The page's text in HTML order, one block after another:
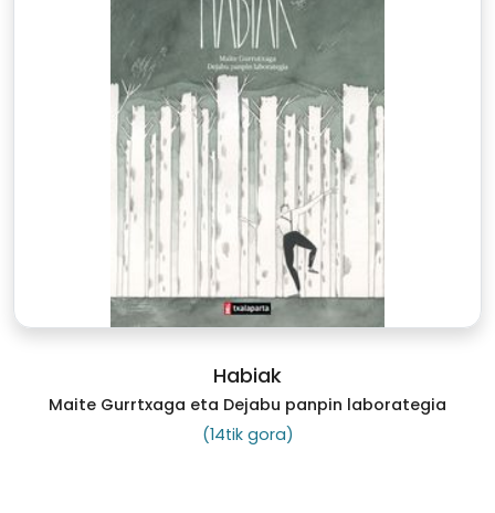
Habiak
Maite Gurrtxaga eta Dejabu panpin laborategia
(14tik gora)